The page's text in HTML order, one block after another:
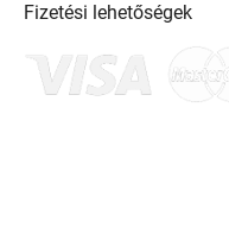
Fizetési lehetőségek